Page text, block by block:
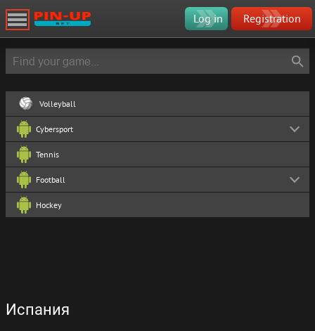
Log in Registration
Volleyball
Cybersport
Tennis
Football
Hockey
Испания